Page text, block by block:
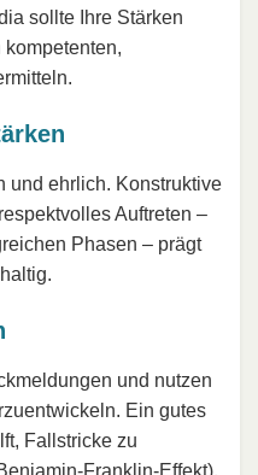
sollte Ihre Stärken
und ehrlich. Konstruktive
Auftreten –
Phasen – prägt
und nutzen
Ein gutes
Fallstricke zu